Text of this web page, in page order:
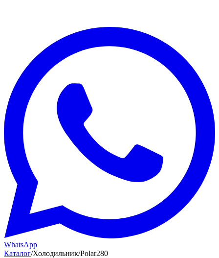
WhatsApp
Каталог/Холодильник/Polar280